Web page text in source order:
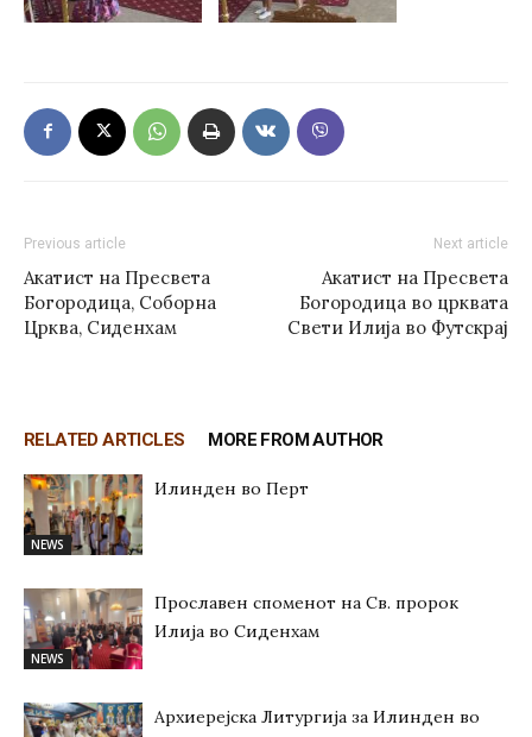
Previous article
Акатист на Пресвета
Богородица, Соборна
Црква, Сиденхам
Next article
Акатист на Пресвета
Богородица во црквата
Свети Илија во Футскрај
RELATED ARTICLES MORE FROM AUTHOR
NEWS
Илинден во Перт
NEWS
Прославен споменот на Св. пророк
Илија во Сиденхам
Архиерејска Литургија за Илинден во